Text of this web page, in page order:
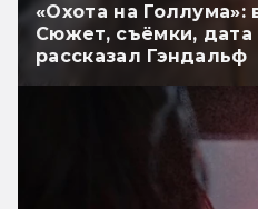
«Охота на Голлума»:
Сюжет, съёмки, дата
рассказал Гэндальф